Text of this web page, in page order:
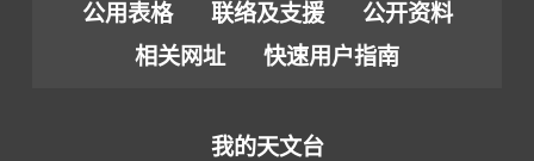
公用表格 联络及支援
公开资料
相关网址
快速用户指南
我的天文台